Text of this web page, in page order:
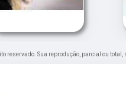
reservado. Sua reprodução, parcial ou